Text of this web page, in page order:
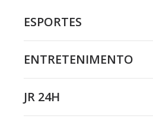
ESPORTES
ENTRETENIMENTO
JR 24H